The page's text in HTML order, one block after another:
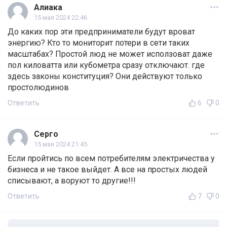
Алиака
15 мая 2024 22:46
До каких пор эти предприниматели будут вроват
энергию? Кто то мониторит потери в сети таких
масштабах? Простой люд не может исползоват даже
пол киловатта или кубометра сразу отключают. где
здесь законы конституция? Они действуют только
простолюдинов
Ответить 6 0
Серго
15 мая 2024 21:45
Если пройтись по всем потребителям электричества у
бизнеса и не такое выйдет. А все на простых людей
списывают, а воруют то другие!!!
Ответить 7 0